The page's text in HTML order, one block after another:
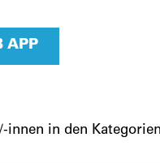
APP
innen in den